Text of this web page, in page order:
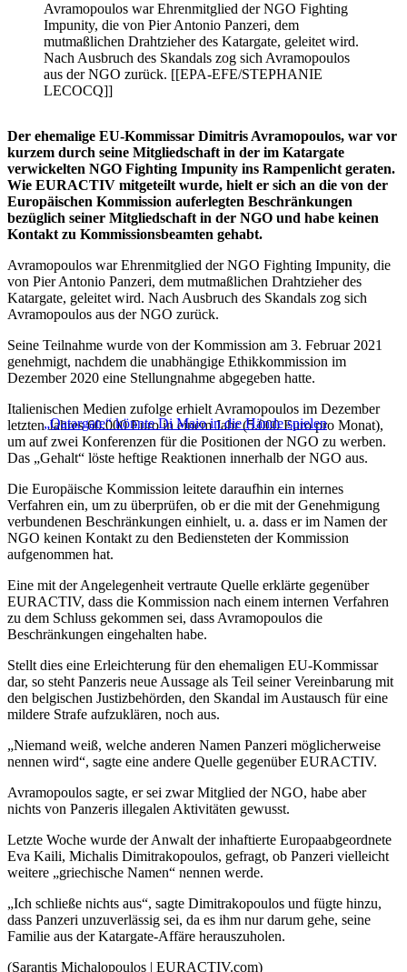
Avramopoulos war Ehrenmitglied der NGO Fighting
Impunity, die von Pier Antonio Panzeri, dem
mutmaßlichen Drahtzieher des Katargate, geleitet wird.
Nach Ausbruch des Skandals zog sich Avramopoulos
aus der NGO zurück. [[EPA-EFE/STEPHANIE
LECOCQ]]
Der ehemalige EU-Kommissar Dimitris Avramopoulos, war vor
kurzem durch seine Mitgliedschaft in der im Katargate
verwickelten NGO Fighting Impunity ins Rampenlicht geraten.
Wie EURACTIV mitgeteilt wurde, hielt er sich an die von der
Europäischen Kommission auferlegten Beschränkungen
bezüglich seiner Mitgliedschaft in der NGO und habe keinen
Kontakt zu Kommissionsbeamten gehabt.
Avramopoulos war Ehrenmitglied der NGO Fighting Impunity, die
von Pier Antonio Panzeri, dem mutmaßlichen Drahtzieher des
Katargate, geleitet wird. Nach Ausbruch des Skandals zog sich
Avramopoulos aus der NGO zurück.
Seine Teilnahme wurde von der Kommission am 3. Februar 2021
genehmigt, nachdem die unabhängige Ethikkommission im
Dezember 2020 eine Stellungnahme abgegeben hatte.
„Qatargate“ könnte Di Maio in die Hände spielen
Italienischen Medien zufolge erhielt Avramopoulos im Dezember
letzten Jahres 60.000 Euro in einem Jahr (5.000 Euro pro Monat),
um auf zwei Konferenzen für die Positionen der NGO zu werben.
Das „Gehalt“ löste heftige Reaktionen innerhalb der NGO aus.
Die Europäische Kommission leitete daraufhin ein internes
Verfahren ein, um zu überprüfen, ob er die mit der Genehmigung
verbundenen Beschränkungen einhielt, u. a. dass er im Namen der
NGO keinen Kontakt zu den Bediensteten der Kommission
aufgenommen hat.
Eine mit der Angelegenheit vertraute Quelle erklärte gegenüber
EURACTIV, dass die Kommission nach einem internen Verfahren
zu dem Schluss gekommen sei, dass Avramopoulos die
Beschränkungen eingehalten habe.
Stellt dies eine Erleichterung für den ehemaligen EU-Kommissar
dar, so steht Panzeris neue Aussage als Teil seiner Vereinbarung mit
den belgischen Justizbehörden, den Skandal im Austausch für eine
mildere Strafe aufzuklären, noch aus.
„Niemand weiß, welche anderen Namen Panzeri möglicherweise
nennen wird“, sagte eine andere Quelle gegenüber EURACTIV.
Avramopoulos sagte, er sei zwar Mitglied der NGO, habe aber
nichts von Panzeris illegalen Aktivitäten gewusst.
Letzte Woche wurde der Anwalt der inhaftierte Europaabgeordnete
Eva Kaili, Michalis Dimitrakopoulos, gefragt, ob Panzeri vielleicht
weitere „griechische Namen“ nennen werde.
„Ich schließe nichts aus“, sagte Dimitrakopoulos und fügte hinzu,
dass Panzeri unzuverlässig sei, da es ihm nur darum gehe, seine
Familie aus der Katargate-Affäre herauszuholen.
(Sarantis Michalopoulos | EURACTIV.com)